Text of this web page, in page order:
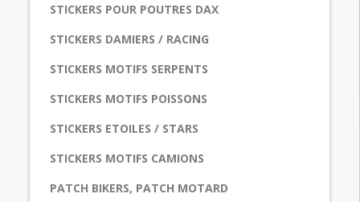
STICKERS POUR POUTRES DAX
STICKERS DAMIERS / RACING
STICKERS MOTIFS SERPENTS
STICKERS MOTIFS POISSONS
STICKERS ETOILES / STARS
STICKERS MOTIFS CAMIONS
PATCH BIKERS, PATCH MOTARD